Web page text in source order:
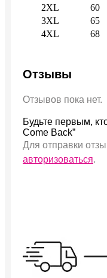
2XL
60
3XL
65
4XL
68
Отзывы
Отзывов пока нет.
Будьте первым,
Come Back”
Для отправки
авторизоваться.